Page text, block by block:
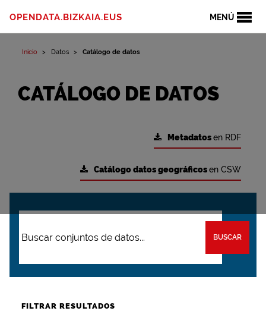
MENÚ
OPENDATA.BIZKAIA.EUS
Inicio Datos Catálogo de datos
CATÁLOGO DE DATOS
Metadatosen RDF
Catálogo datos geográficosen CSW
BUSCAR
FILTRAR RESULTADOS